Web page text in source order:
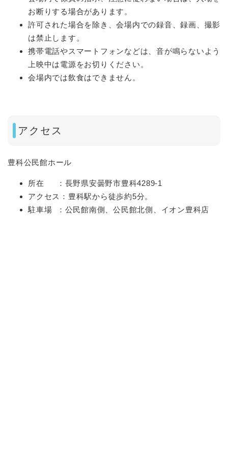
お断りする場合があります。
許可された場合を除き、会場内での録音、録画、撮影
は禁止します。
携帯電話やスマートフォンなどは、音が鳴らないよう
上映中は電源をお切りください。
会場内では飲食はできません。
アクセス
豊科公民館ホール
所在 ：長野県安曇野市豊科4289-1
アクセス：豊科駅から徒歩約5分。
駐車場 ：公民館南側、公民館北側、イオン豊科店